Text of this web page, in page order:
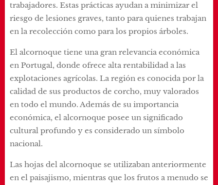
trabajadores. Estas prácticas ayudan a minimizar el
riesgo de lesiones graves, tanto para quienes trabajan
en la recolección como para los propios árboles.
El alcornoque tiene una gran relevancia económica
en Portugal, donde ofrece alta rentabilidad a las
explotaciones agrícolas. La región es conocida por la
calidad de sus productos de corcho, muy valorados
en todo el mundo. Además de su importancia
económica, el alcornoque posee un significado
cultural profundo y es considerado un símbolo
nacional.
Las hojas del alcornoque se utilizaban anteriormente
en el paisajismo, mientras que los frutos a menudo se